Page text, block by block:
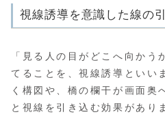
視線誘導を意識した線の
「見る人の目がどこへ向かう
てることを、視線誘導といい
く構図や、橋の欄干が画面奥
と視線を引き込む効果があり